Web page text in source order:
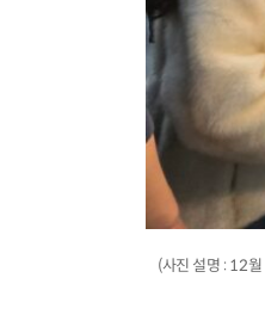
(사진 설명 : 12